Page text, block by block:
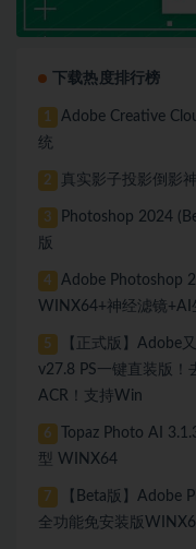
下载热度排行榜
1
Adobe Creative
统
2 真实影子投影倒影
3
Photoshop 2024
版
4
Adobe Photoshop
WINX64+神经滤镜+AI
5
【正式版】Adobe
v27.8 PS一键直装版！
ACR！支持Win
6
Topaz Photo AI
型 WINX64
7
【Beta版】Adobe
全功能免安装版